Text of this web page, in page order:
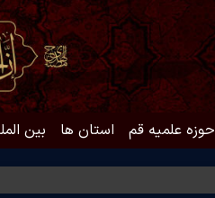
حوزه علمیه قم استان ها بین